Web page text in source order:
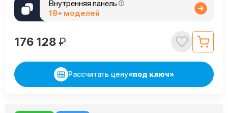
Внутренняя панель
18+ моделей
176 128 ₽
Рассчитать цену«под ключ»